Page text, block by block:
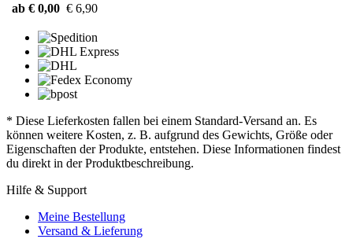
ab € 0,00 € 6,90
* Diese Lieferkosten fallen bei einem Standard-Versand an. Es
können weitere Kosten, z. B. aufgrund des Gewichts, Größe oder
Eigenschaften der Produkte, entstehen. Diese Informationen findest
du direkt in der Produktbeschreibung.
Hilfe & Support
Meine Bestellung
Versand & Lieferung